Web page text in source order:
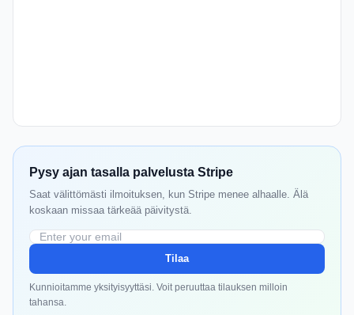
Pysy ajan tasalla palvelusta Stripe
Saat välittömästi ilmoituksen, kun Stripe menee alhaalle. Älä
koskaan missaa tärkeää päivitystä.
Tilaa
Kunnioitamme yksityisyyttäsi. Voit peruuttaa tilauksen milloin
tahansa.